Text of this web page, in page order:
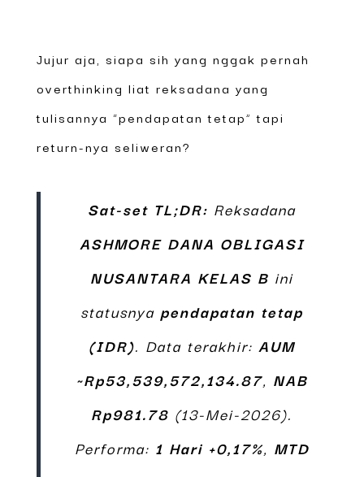
Jujur aja, siapa sih yang nggak pernah
overthinking liat reksadana yang
tulisannya “pendapatan tetap” tapi
return-nya seliweran?
Sat-set TL;DR: Reksadana
ASHMORE DANA OBLIGASI
NUSANTARA KELAS B ini
statusnya pendapatan tetap
(IDR). Data terakhir: AUM
~Rp53,539,572,134.87, NAB
Rp981.78 (13-Mei-2026).
Performa: 1 Hari +0,17%, MTD